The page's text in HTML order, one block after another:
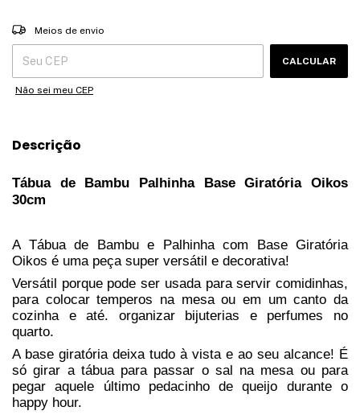
Entregas para o CEP:
Meios de envio
CALCULAR
Não sei meu CEP
Descrição
Tábua de Bambu Palhinha Base Giratória Oikos
30cm
A Tábua de Bambu e Palhinha com Base Giratória
Oikos é uma peça super versátil e decorativa!
Versátil porque pode ser usada para servir comidinhas,
para colocar temperos na mesa ou em um canto da
cozinha e até. organizar bijuterias e perfumes no
quarto.
A base giratória deixa tudo à vista e ao seu alcance! É
só girar a tábua para passar o sal na mesa ou para
pegar aquele último pedacinho de queijo durante o
happy hour.